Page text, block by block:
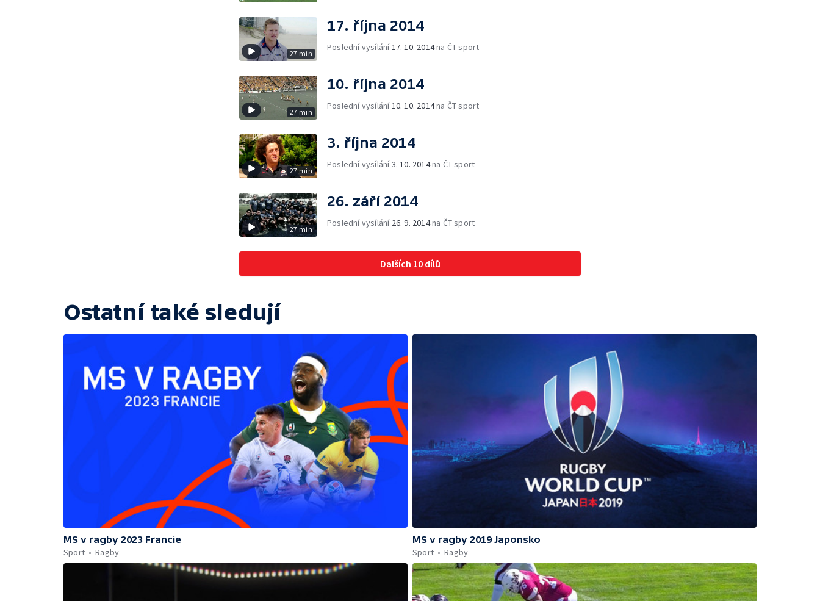
27 min
17. října 2014
Poslední vysílání 17. 10. 2014na ČT sport
27 min
10. října 2014
Poslední vysílání 10. 10. 2014na ČT sport
27 min
3. října 2014
Poslední vysílání3. 10. 2014na ČT sport
27 min
26. září 2014
Poslední vysílání 26. 9. 2014na ČT sport
Dalších 10 dílů
Ostatní také sledují
MS v ragby 2023 Francie
Sport
Ragby
MS v ragby 2019 Japonsko
Sport
Ragby